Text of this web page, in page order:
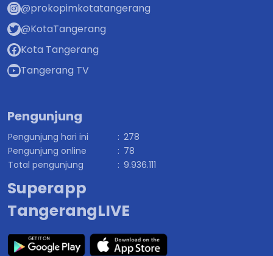
@prokopimkotatangerang
@KotaTangerang
Kota Tangerang
Tangerang TV
Pengunjung
Pengunjung hari ini : 278
Pengunjung online
: 78
Total pengunjung
: 9.936.111
Superapp
TangerangLIVE